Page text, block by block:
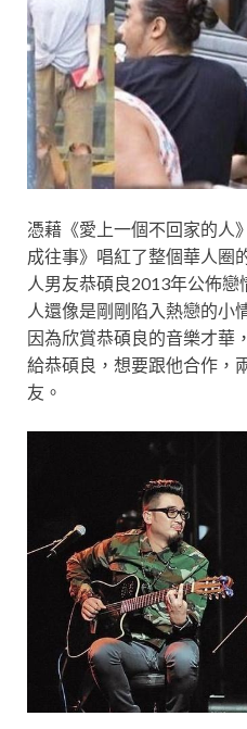
憑藉《愛上一個不回家的人
成往事》唱紅了整個華人圈
人男友恭碩良2013年公佈
人還像是剛剛陷入熱戀的小
因為欣賞恭碩良的音樂才華
給恭碩良，想要跟他合作，
友。